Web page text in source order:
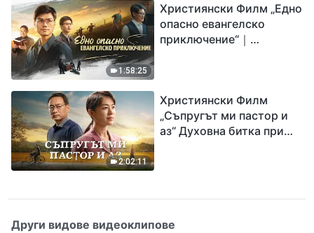
1:58:25
Християнски Филм „Едно
опасно евангелско
приключение“｜
Исус
2:02:11
Християнски Филм
„Съпругът ми пастор и
аз“ Духовна битка при
Други видове видеоклипове